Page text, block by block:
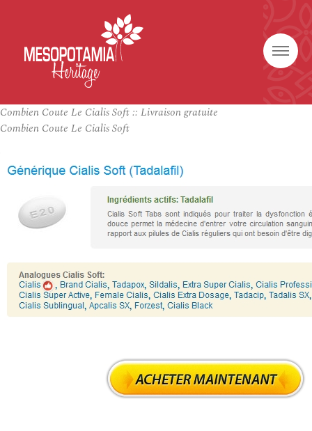
Combien Coute Le Cialis Soft :: Livraison gratuite
Combien Coute Le Cialis Soft